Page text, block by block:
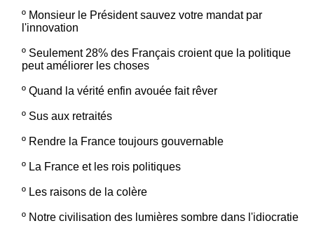
º Monsieur le Président sauvez votre mandat par
l'innovation
º Seulement 28% des Français croient que la politique
peut améliorer les choses
º Quand la vérité enfin avouée fait rêver
º Sus aux retraités
º Rendre la France toujours gouvernable
º La France et les rois politiques
º Les raisons de la colère
º Notre civilisation des lumières sombre dans l'idiocratie